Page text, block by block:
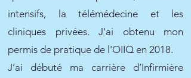
intensifs, la télémédecine et les
cliniques privées. J'ai obtenu mon
permis de pratique de l'OIIQ en 2018.
J’ai débuté ma carrière d’Infirmière